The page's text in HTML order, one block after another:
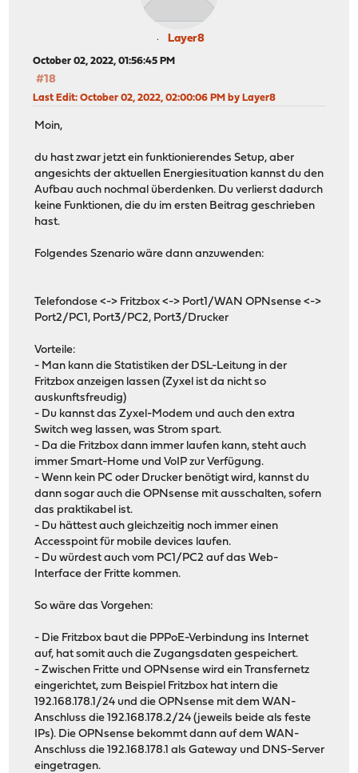
Layer8
October 02, 2022, 01:56:45 PM
#18
Last Edit: October 02, 2022, 02:00:06 PM by Layer8
Moin,
du hast zwar jetzt ein funktionierendes Setup, aber
angesichts der aktuellen Energiesituation kannst du den
Aufbau auch nochmal überdenken. Du verlierst dadurch
keine Funktionen, die du im ersten Beitrag geschrieben
hast.
Folgendes Szenario wäre dann anzuwenden:
Telefondose <-> Fritzbox <-> Port1/WAN OPNsense <->
Port2/PC1, Port3/PC2, Port3/Drucker
Vorteile:
- Man kann die Statistiken der DSL-Leitung in der
Fritzbox anzeigen lassen (Zyxel ist da nicht so
auskunftsfreudig)
- Du kannst das Zyxel-Modem und auch den extra
Switch weg lassen, was Strom spart.
- Da die Fritzbox dann immer laufen kann, steht auch
immer Smart-Home und VoIP zur Verfügung.
- Wenn kein PC oder Drucker benötigt wird, kannst du
dann sogar auch die OPNsense mit ausschalten, sofern
das praktikabel ist.
- Du hättest auch gleichzeitig noch immer einen
Accesspoint für mobile devices laufen.
- Du würdest auch vom PC1/PC2 auf das Web-
Interface der Fritte kommen.
So wäre das Vorgehen:
- Die Fritzbox baut die PPPoE-Verbindung ins Internet
auf, hat somit auch die Zugangsdaten gespeichert.
- Zwischen Fritte und OPNsense wird ein Transfernetz
eingerichtet, zum Beispiel Fritzbox hat intern die
192.168.178.1/24 und die OPNsense mit dem WAN-
Anschluss die 192.168.178.2/24 (jeweils beide als feste
IPs). Die OPNsense bekommt dann auf dem WAN-
Anschluss die 192.168.178.1 als Gateway und DNS-Server
eingetragen.